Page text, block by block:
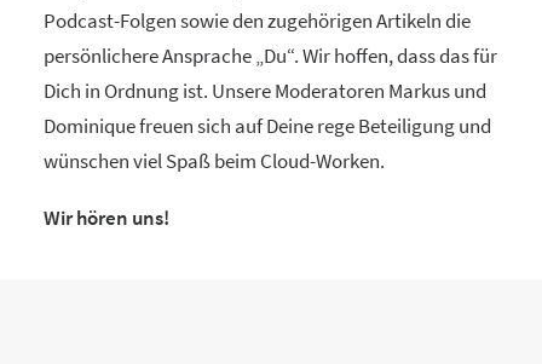
Podcast-Folgen sowie den zugehörigen Artikeln die
persönlichere Ansprache „Du“. Wir hoffen, dass das für
Dich in Ordnung ist. Unsere Moderatoren Markus und
Dominique freuen sich auf Deine rege Beteiligung und
wünschen viel Spaß beim Cloud-Worken.
Wir hören uns!